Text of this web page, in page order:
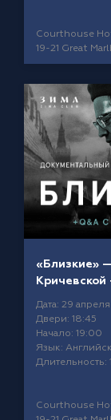
Courthouse
19-21 Great
«Близкие»
Кричевской
Дата: 29
Двери: 18:45
Начало: 19:00
Язык:
Длительность:
Courthouse